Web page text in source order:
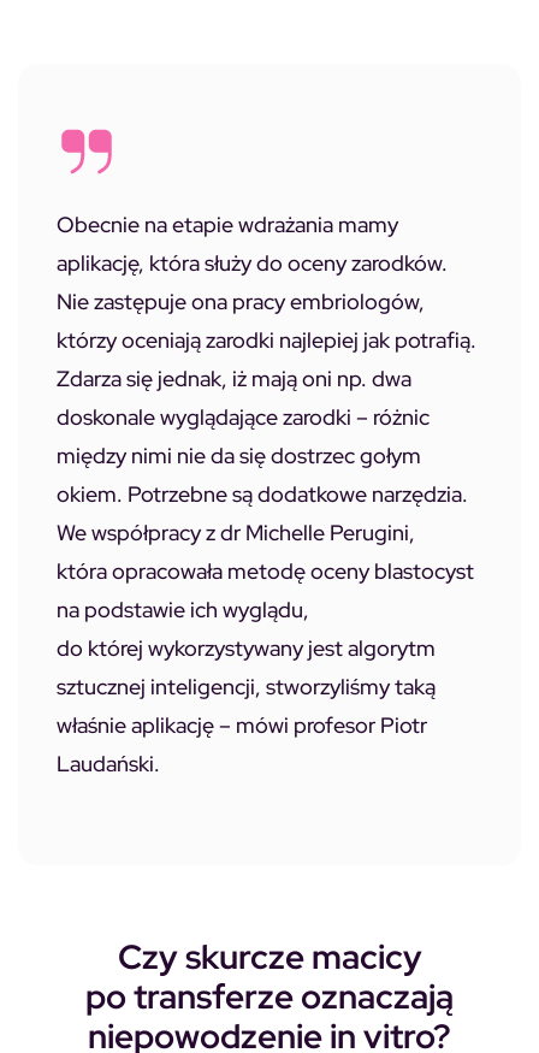
Obecnie na etapie wdrażania mamy
aplikację, która służy do oceny zarodków.
Nie zastępuje ona pracy embriologów,
którzy oceniają zarodki najlepiej jak potrafią.
Zdarza się jednak, iż mają oni np. dwa
doskonale wyglądające zarodki – różnic
między nimi nie da się dostrzec gołym
okiem. Potrzebne są dodatkowe narzędzia.
We współpracy z dr Michelle Perugini,
która opracowała metodę oceny blastocyst
na podstawie ich wyglądu,
do której wykorzystywany jest algorytm
sztucznej inteligencji, stworzyliśmy taką
właśnie aplikację – mówi profesor Piotr
Laudański.
Czy skurcze macicy
po transferze oznaczają
niepowodzenie in vitro?